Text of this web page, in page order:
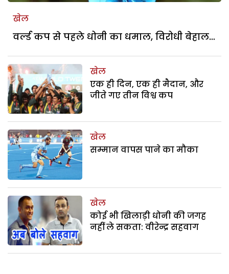
खेल
वर्ल्ड कप से पहले धोनी का धमाल, विरोधी बेहाल…
खेल
एक ही दिन, एक ही मैदान, और
जीते गए तीन विश्व कप
खेल
सम्मान वापस पाने का मौका
खेल
कोई भी खिलाड़ी धोनी की जगह
नहीं ले सकता: वीरेन्द्र सहवाग